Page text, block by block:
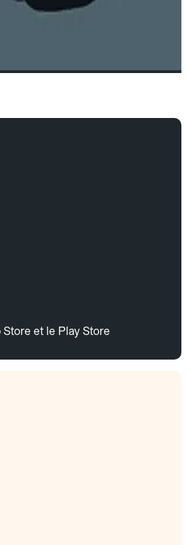
et le Play Store